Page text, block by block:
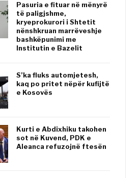
Pasuria e fituar në mënyrë
të paligjshme,
kryeprokurori i Shtetit
nënshkruan marrëveshje
bashkëpunimi me
Institutin e Bazelit
S’ka fluks automjetesh,
kaq po pritet nëpër kufijtë
e Kosovës
Kurti e Abdixhiku takohen
sot në Kuvend, PDK e
Aleanca refuzojnë ftesën